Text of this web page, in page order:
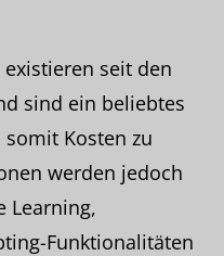
seit den
sind ein beliebtes
Kosten zu
werden jedoch
Learning,
Funktionalitäten